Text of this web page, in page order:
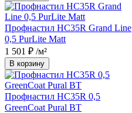
Профнастил НС35R Grand Line
0,5 PurLite Matt
1 501 ₽ /м²
В корзину
Профнастил НС35R 0,5
GreenCoat Pural BT